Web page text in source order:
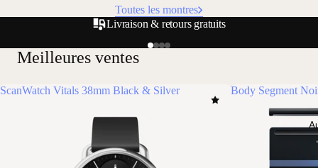
Toutes les montres
Livraison & retours gratuits
Meilleures ventes
ScanWatch Vitals 38mm Black & Silver Body Segment